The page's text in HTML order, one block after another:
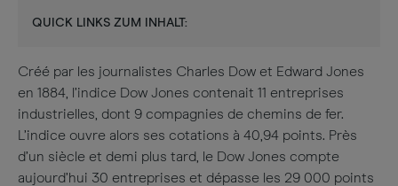
QUICK LINKS ZUM INHALT:
Créé par les journalistes Charles Dow et Edward Jones
en 1884, l’indice Dow Jones contenait 11 entreprises
industrielles, dont 9 compagnies de chemins de fer.
L’indice ouvre alors ses cotations à 40,94 points. Près
d’un siècle et demi plus tard, le Dow Jones compte
aujourd’hui 30 entreprises et dépasse les 29 000 points